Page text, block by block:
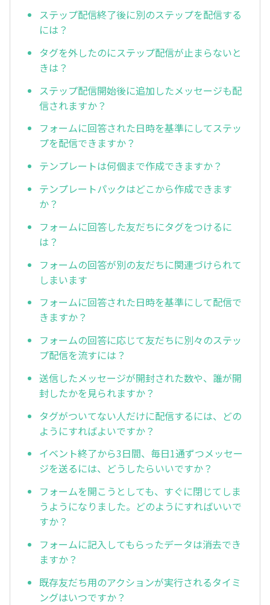
ステップ配信終了後に別のステップを配信する
には？
タグを外したのにステップ配信が止まらないと
きは？
ステップ配信開始後に追加したメッセージも配
信されますか？
フォームに回答された日時を基準にしてステッ
プを配信できますか？
テンプレートは何個まで作成できますか？
テンプレートパックはどこから作成できます
か？
フォームに回答した友だちにタグをつけるに
は？
フォームの回答が別の友だちに関連づけられて
しまいます
フォームに回答された日時を基準にして配信で
きますか？
フォームの回答に応じて友だちに別々のステッ
プ配信を流すには？
送信したメッセージが開封された数や、誰が開
封したかを見られますか？
タグがついてない人だけに配信するには、どの
ようにすればよいですか？
イベント終了から3日間、毎日1通ずつメッセー
ジを送るには、どうしたらいいですか？
フォームを開こうとしても、すぐに閉じてしま
うようになりました。どのようにすればいいで
すか？
フォームに記入してもらったデータは消去でき
ますか？
既存友だち用のアクションが実行されるタイミ
ングはいつですか？